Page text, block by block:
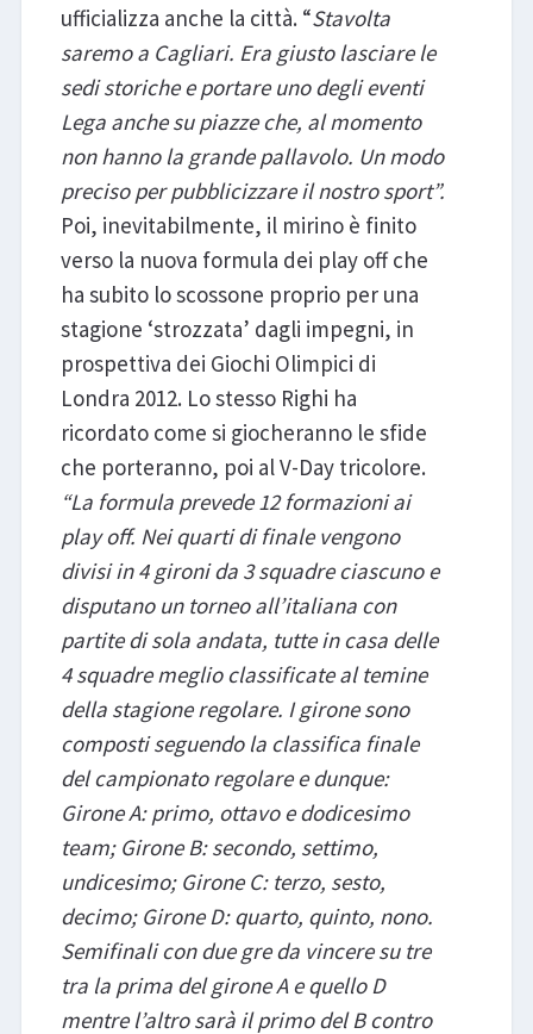
ufficializza anche la città. “Stavolta
saremo a Cagliari. Era giusto lasciare le
sedi storiche e portare uno degli eventi
Lega anche su piazze che, al momento
non hanno la grande pallavolo. Un modo
preciso per pubblicizzare il nostro sport”.
Poi, inevitabilmente, il mirino è finito
verso la nuova formula dei play off che
ha subito lo scossone proprio per una
stagione ‘strozzata’ dagli impegni, in
prospettiva dei Giochi Olimpici di
Londra 2012. Lo stesso Righi ha
ricordato come si giocheranno le sfide
che porteranno, poi al V-Day tricolore.
“La formula prevede 12 formazioni ai
play off. Nei quarti di finale vengono
divisi in 4 gironi da 3 squadre ciascuno e
disputano un torneo all’italiana con
partite di sola andata, tutte in casa delle
4 squadre meglio classificate al temine
della stagione regolare. I girone sono
composti seguendo la classifica finale
del campionato regolare e dunque:
Girone A: primo, ottavo e dodicesimo
team; Girone B: secondo, settimo,
undicesimo; Girone C: terzo, sesto,
decimo; Girone D: quarto, quinto, nono.
Semifinali con due gre da vincere su tre
tra la prima del girone A e quello D
mentre l’altro sarà il primo del B contro